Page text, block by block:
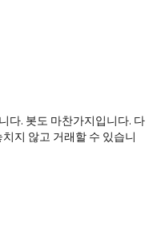
다. 봇도 마찬가지입니다. 다
지 않고 거래할 수 있습니